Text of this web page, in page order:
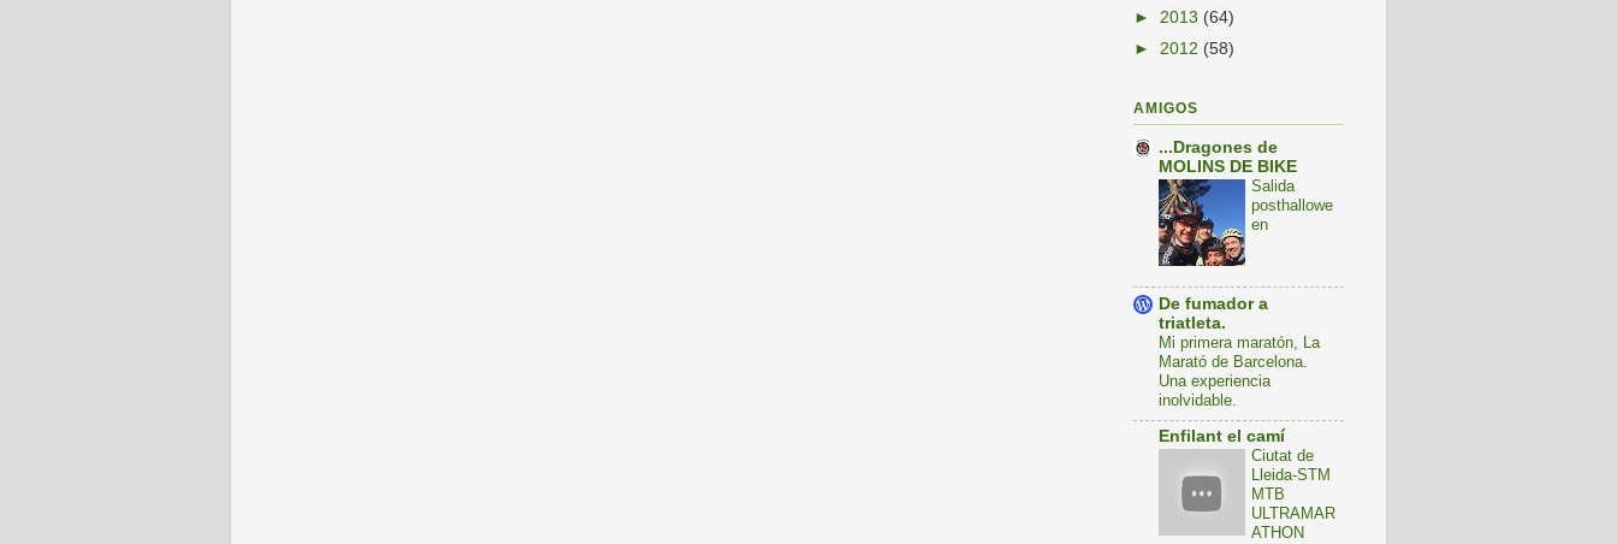
► 2013 (64)
► 2012 (58)
AMIGOS
...Dragones de
MOLINS DE BIKE
Salida
posthallowe
en
De fumador a
triatleta.
Mi primera maratón, La
Marató de Barcelona.
Una experiencia
inolvidable.
Enfilant el camí
Ciutat de
Lleida-STM
MTB
ULTRAMAR
ATHON